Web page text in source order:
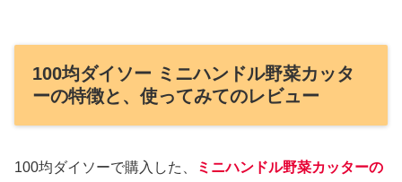
100均ダイソー ミニハンドル野菜カッタ
ーの特徴と、使ってみてのレビュー
100均ダイソーで購入した、
ミニハンドル野菜カッターの